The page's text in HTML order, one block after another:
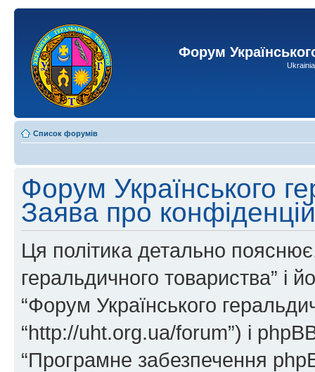
Форум
Список форумів
Форум Українського
Заява про
Ця політика детально
геральдичного товариства” і
“Форум Українського
“http://uht.org.ua/forum”) і phpBB
“Програмне забезпечення